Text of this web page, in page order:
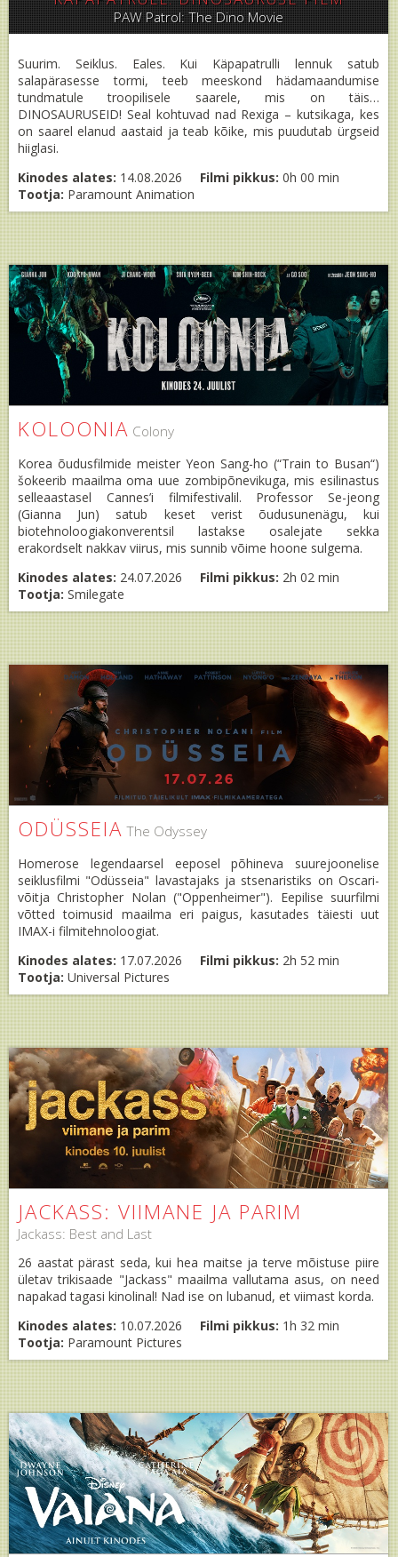
PAW Patrol: The Dino Movie
Suurim. Seiklus. Eales. Kui Käpapatrulli lennuk satub
salapärasesse tormi, teeb meeskond hädamaandumise
tundmatule troopilisele saarele, mis on täis…
DINOSAURUSEID! Seal kohtuvad nad Rexiga – kutsikaga, kes
on saarel elanud aastaid ja teab kõike, mis puudutab ürgseid
hiiglasi.
Kinodes alates: 14.08.2026 Filmi pikkus: 0h 00 min
Tootja: Paramount Animation
KOLOONIA Colony
Korea õudusfilmide meister Yeon Sang-ho (“Train to Busan“)
šokeerib maailma oma uue zombipõnevikuga, mis esilinastus
selleaastasel Cannes’i filmifestivalil. Professor Se-jeong
(Gianna Jun) satub keset verist õudusunenägu, kui
biotehnoloogiakonverentsil lastakse osalejate sekka
erakordselt nakkav viirus, mis sunnib võime hoone sulgema.
Kinodes alates: 24.07.2026 Filmi pikkus: 2h 02 min
Tootja: Smilegate
ODÜSSEIA The Odyssey
Homerose legendaarsel eeposel põhineva suurejoonelise
seiklusfilmi "Odüsseia" lavastajaks ja stsenaristiks on Oscari-
võitja Christopher Nolan ("Oppenheimer"). Eepilise suurfilmi
võtted toimusid maailma eri paigus, kasutades täiesti uut
IMAX-i filmitehnoloogiat.
Kinodes alates: 17.07.2026 Filmi pikkus: 2h 52 min
Tootja: Universal Pictures
JACKASS: VIIMANE JA PARIM
Jackass: Best and Last
26 aastat pärast seda, kui hea maitse ja terve mõistuse piire
ületav trikisaade "Jackass" maailma vallutama asus, on need
napakad tagasi kinolinal! Nad ise on lubanud, et viimast korda.
Kinodes alates: 10.07.2026 Filmi pikkus: 1h 32 min
Tootja: Paramount Pictures